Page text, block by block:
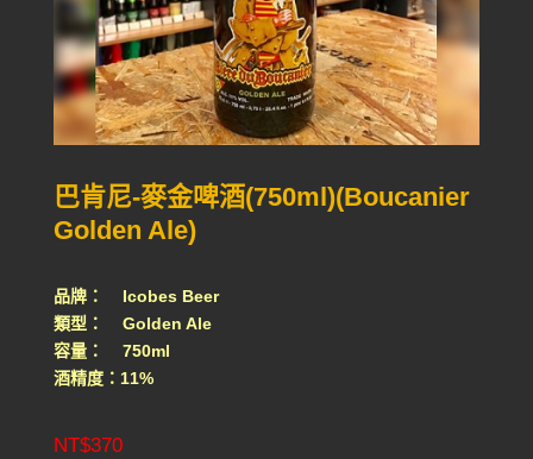
巴肯尼-麥金啤酒(750ml)(Boucanier
Golden Ale)
品牌： Icobes Beer
類型： Golden Ale
容量： 750ml
酒精度：11%
NT$370